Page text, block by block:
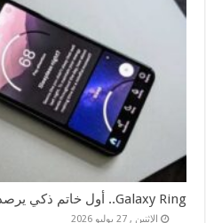
Galaxy Ring.. أول خاتم ذكي يرصد انقطاع التنفس أثناء النوم
الإثنين , 27 يوليو 2026